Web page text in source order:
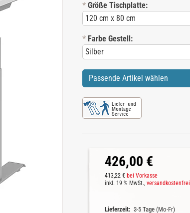
* Größe Tischplatte:
* Farbe Gestell:
Passende Artikel wählen
426,00 €
413,22 € bei Vorkasse
inkl. 19 % MwSt., versandkostenfrei
Lieferzeit: 3-5 Tage (Mo-Fr)